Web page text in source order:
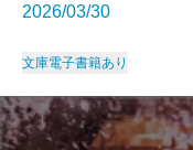
2026/03/30
文庫電子書籍あり